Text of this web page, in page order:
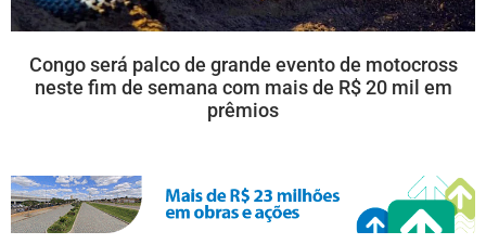
Congo será palco de grande evento de motocross
neste fim de semana com mais de R$ 20 mil em
prêmios